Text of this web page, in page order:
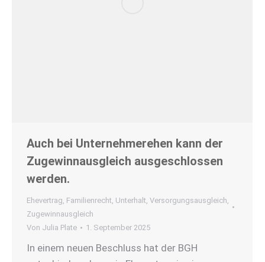
Auch bei Unternehmerehen kann der
Zugewinnausgleich ausgeschlossen
werden.
Ehevertrag, Familienrecht, Unterhalt, Versorgungsausgleich,
Zugewinnausgleich
Von Julia Plate 1. September 2025
In einem neuen Beschluss hat der BGH